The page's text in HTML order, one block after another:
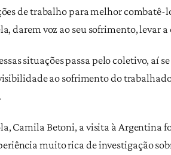
de trabalho para melhor
darem voz ao seu sofrimento, levar
situações passa pelo coletivo, aí
ao sofrimento do
Camila Betoni, a visita à Argentina
muito rica de investigação